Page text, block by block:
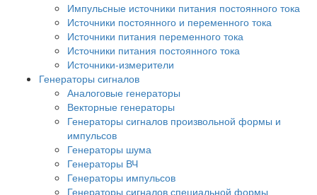
Импульсные источники питания постоянного тока
Источники постоянного и переменного тока
Источники питания переменного тока
Источники питания постоянного тока
Источники-измерители
Генераторы сигналов
Аналоговые генераторы
Векторные генераторы
Генераторы сигналов произвольной формы и
импульсов
Генераторы шума
Генераторы ВЧ
Генераторы импульсов
Генераторы сигналов специальной формы